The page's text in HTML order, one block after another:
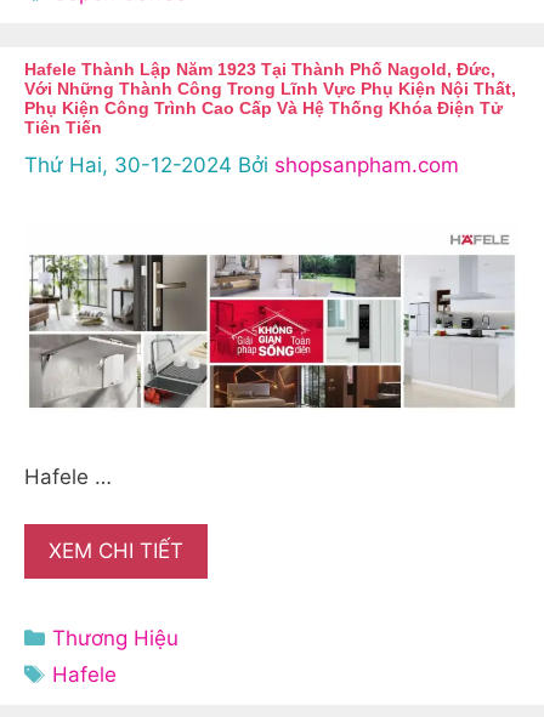
Hafele Thành Lập Năm 1923 Tại Thành Phố Nagold, Đức,
Với Những Thành Công Trong Lĩnh Vực Phụ Kiện Nội Thất,
Phụ Kiện Công Trình Cao Cấp Và Hệ Thống Khóa Điện Tử
Tiên Tiến
Thứ Hai, 30-12-2024 Bởi shopsanpham.com
Hafele …
XEM CHI TIẾT
Danh
mục
Thương Hiệu
Thẻ
Hafele